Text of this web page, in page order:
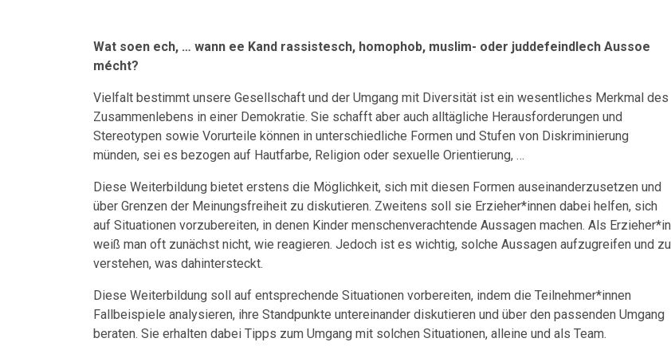
Wat soen ech, … wann ee Kand rassistesch, homophob, muslim- oder juddefeindlech Aussoe
mécht?
Vielfalt bestimmt unsere Gesellschaft und der Umgang mit Diversität ist ein wesentliches Merkmal des
Zusammenlebens in einer Demokratie. Sie schafft aber auch alltägliche Herausforderungen und
Stereotypen sowie Vorurteile können in unterschiedliche Formen und Stufen von Diskriminierung
münden, sei es bezogen auf Hautfarbe, Religion oder sexuelle Orientierung, …
Diese Weiterbildung bietet erstens die Möglichkeit, sich mit diesen Formen auseinanderzusetzen und
über Grenzen der Meinungsfreiheit zu diskutieren. Zweitens soll sie Erzieher*innen dabei helfen, sich
auf Situationen vorzubereiten, in denen Kinder menschenverachtende Aussagen machen. Als Erzieher*in
weiß man oft zunächst nicht, wie reagieren. Jedoch ist es wichtig, solche Aussagen aufzugreifen und zu
verstehen, was dahintersteckt.
Diese Weiterbildung soll auf entsprechende Situationen vorbereiten, indem die Teilnehmer*innen
Fallbeispiele analysieren, ihre Standpunkte untereinander diskutieren und über den passenden Umgang
beraten. Sie erhalten dabei Tipps zum Umgang mit solchen Situationen, alleine und als Team.